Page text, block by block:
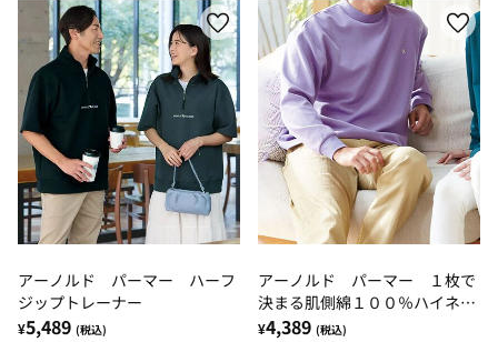
アーノルド パーマー ハーフ
ジップトレーナー
¥5,489 (税込)
アーノルド パーマー １枚で
決まる肌側綿１００％ハイネッ
ク
¥4,389 (税込)